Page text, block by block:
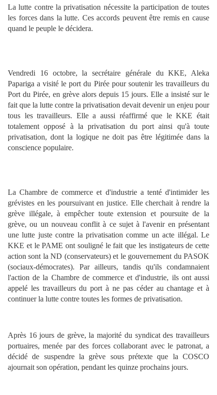
La lutte contre la privatisation nécessite la participation de toutes
les forces dans la lutte. Ces accords peuvent être remis en cause
quand le peuple le décidera.
Vendredi 16 octobre, la secrétaire générale du KKE, Aleka
Papariga a visité le port du Pirée pour soutenir les travailleurs du
Port du Pirée, en grève alors depuis 15 jours. Elle a insisté sur le
fait que la lutte contre la privatisation devait devenir un enjeu pour
tous les travailleurs. Elle a aussi réaffirmé que le KKE était
totalement opposé à la privatisation du port ainsi qu'à toute
privatisation, dont la logique ne doit pas être légitimée dans la
conscience populaire.
La Chambre de commerce et d'industrie a tenté d'intimider les
grévistes en les poursuivant en justice. Elle cherchait à rendre la
grève illégale, à empêcher toute extension et poursuite de la
grève, ou un nouveau conflit à ce sujet à l'avenir en présentant
une lutte juste contre la privatisation comme un acte illégal. Le
KKE et le PAME ont souligné le fait que les instigateurs de cette
action sont la ND (conservateurs) et le gouvernement du PASOK
(sociaux-démocrates). Par ailleurs, tandis qu'ils condamnaient
l'action de la Chambre de commerce et d'industrie, ils ont aussi
appelé les travailleurs du port à ne pas céder au chantage et à
continuer la lutte contre toutes les formes de privatisation.
Après 16 jours de grève, la majorité du syndicat des travailleurs
portuaires, menée par des forces collaborant avec le patronat, a
décidé de suspendre la grève sous prétexte que la COSCO
ajournait son opération, pendant les quinze prochains jours.